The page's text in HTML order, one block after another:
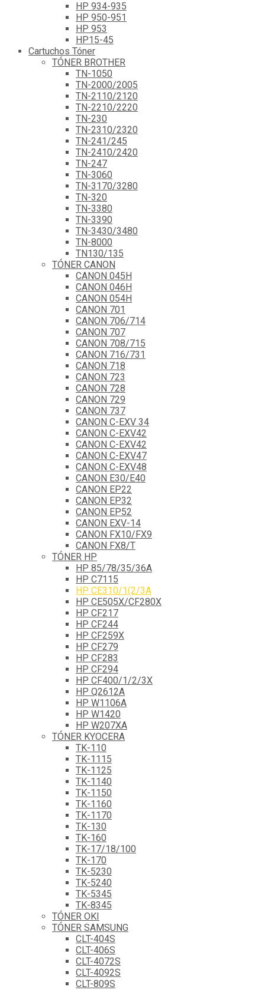
HP 934-935
HP 950-951
HP 953
HP15-45
Cartuchos Tóner
TÓNER BROTHER
TN-1050
TN-2000/2005
TN-2110/2120
TN-2210/2220
TN-230
TN-2310/2320
TN-241/245
TN-2410/2420
TN-247
TN-3060
TN-3170/3280
TN-320
TN-3380
TN-3390
TN-3430/3480
TN-8000
TN130/135
TÓNER CANON
CANON 045H
CANON 046H
CANON 054H
CANON 701
CANON 706/714
CANON 707
CANON 708/715
CANON 716/731
CANON 718
CANON 723
CANON 728
CANON 729
CANON 737
CANON C-EXV 34
CANON C-EXV42
CANON C-EXV42
CANON C-EXV47
CANON C-EXV48
CANON E30/E40
CANON EP22
CANON EP32
CANON EP52
CANON EXV-14
CANON FX10/FX9
CANON FX8/T
TÓNER HP
HP 85/78/35/36A
HP C7115
HP CE310/1(2/3A
HP CE505X/CF280X
HP CF217
HP CF244
HP CF259X
HP CF279
HP CF283
HP CF294
HP CF400/1/2/3X
HP Q2612A
HP W1106A
HP W1420
HP W207XA
TÓNER KYOCERA
TK-110
TK-1115
TK-1125
TK-1140
TK-1150
TK-1160
TK-1170
TK-130
TK-160
TK-17/18/100
TK-170
TK-5230
TK-5240
TK-5345
TK-8345
TÓNER OKI
TÓNER SAMSUNG
CLT-404S
CLT-406S
CLT-4072S
CLT-4092S
CLT-809S